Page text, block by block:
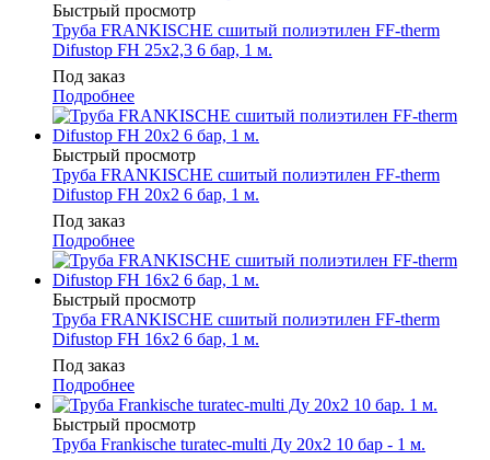
Быстрый просмотр
Труба FRANKISCHE сшитый полиэтилен FF-therm
Difustop FH 25х2,3 6 бар, 1 м.
Под заказ
Подробнее
Быстрый просмотр
Труба FRANKISCHE сшитый полиэтилен FF-therm
Difustop FH 20х2 6 бар, 1 м.
Под заказ
Подробнее
Быстрый просмотр
Труба FRANKISCHE сшитый полиэтилен FF-therm
Difustop FH 16х2 6 бар, 1 м.
Под заказ
Подробнее
Быстрый просмотр
Труба Frankische turatec-multi Ду 20х2 10 бар - 1 м.